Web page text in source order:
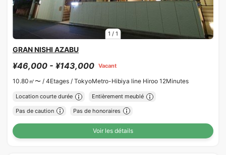
1 / 1
GRAN NISHI AZABU
¥46,000 - ¥143,000 Vacant
10.80㎡〜 / 4Etages / TokyoMetro-Hibiya line Hiroo 12Minutes
Location courte durée Entièrement meublé
Pas de caution Pas de honoraires
Voir les détails